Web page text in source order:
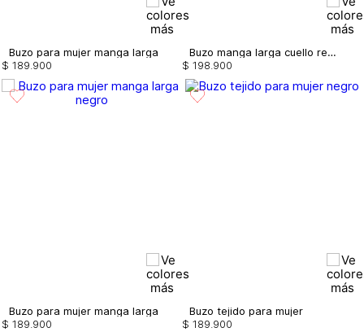
Buzo para mujer manga larga
$ 189 900
Buzo manga larga cuello redondo
$ 198 900
Buzo para mujer manga larga
$ 189.900
Buzo tejido para mujer
$ 189.900